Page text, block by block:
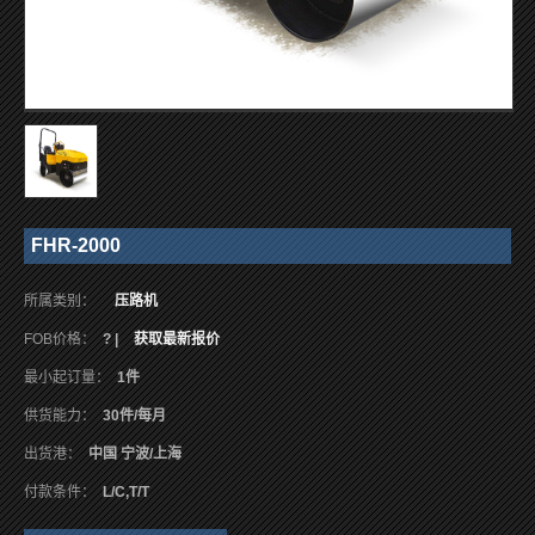
FHR-2000
所属类别： 压路机
FOB价格： ? | 获取最新报价
最小起订量： 1件
供货能力： 30件/每月
出货港： 中国 宁波/上海
付款条件： L/C,T/T